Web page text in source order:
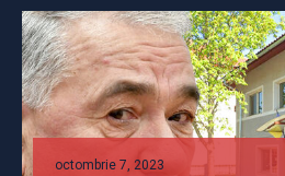
octombrie 7, 2023